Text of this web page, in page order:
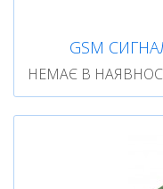
GSM
НЕМАЄ В